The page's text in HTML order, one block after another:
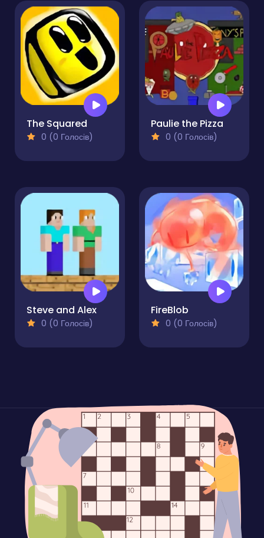
The Squared
0 (0 Голосів)
Paulie the Pizza
0 (0 Голосів)
Steve and Alex
0 (0 Голосів)
FireBlob
0 (0 Голосів)